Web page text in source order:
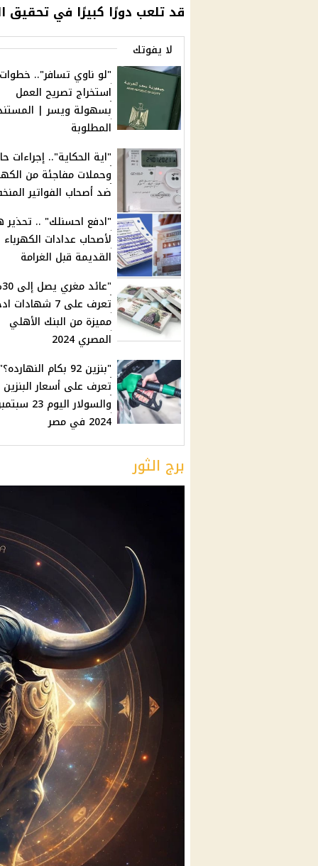
قد تلعب دورًا كبيرًا في تحقيق
لا يفوتك
"لو ناوي تسافر".. خطوات
استخراج تصريح العمل
بسهولة ويسر |
المطلوبة
"اية الحكاية".. إجراءات
وحملات مفاجئة من
ضد أصحاب الفواتير
"ادفع احسنلك" .. تحذير
لأصحاب عدادات الكهرباء
القديمة قبل الغرامة
تعرف على 7 شهادات
مميزة من البنك الأهلي
المصري 2024
"بنزين 92 بكام
تعرف على أسعار البنزين
والسولار اليوم 23
2024 في مصر
برج الثور